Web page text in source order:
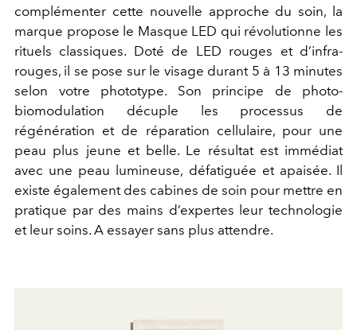
complémenter cette nouvelle approche du soin, la
marque propose le Masque LED qui révolutionne les
rituels classiques. Doté de LED rouges et d’infra-
rouges, il se pose sur le visage durant 5 à 13 minutes
selon votre phototype. Son principe de photo-
biomodulation décuple les processus de
régénération et de réparation cellulaire, pour une
peau plus jeune et belle. Le résultat est immédiat
avec une peau lumineuse, défatiguée et apaisée. Il
existe également des cabines de soin pour mettre en
pratique par des mains d’expertes leur technologie
et leur soins. A essayer sans plus attendre.